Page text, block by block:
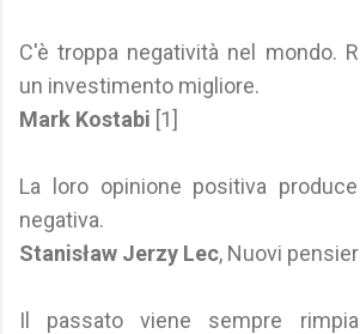
C'è troppa negatività nel mondo.
un investimento migliore.
Mark Kostabi [1]
La loro opinione positiva
negativa.
Stanisław Jerzy Lec, Nuovi
Il passato viene sempre